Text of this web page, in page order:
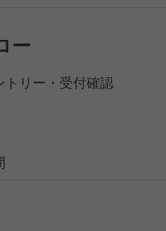
ー
トリー・受付確認